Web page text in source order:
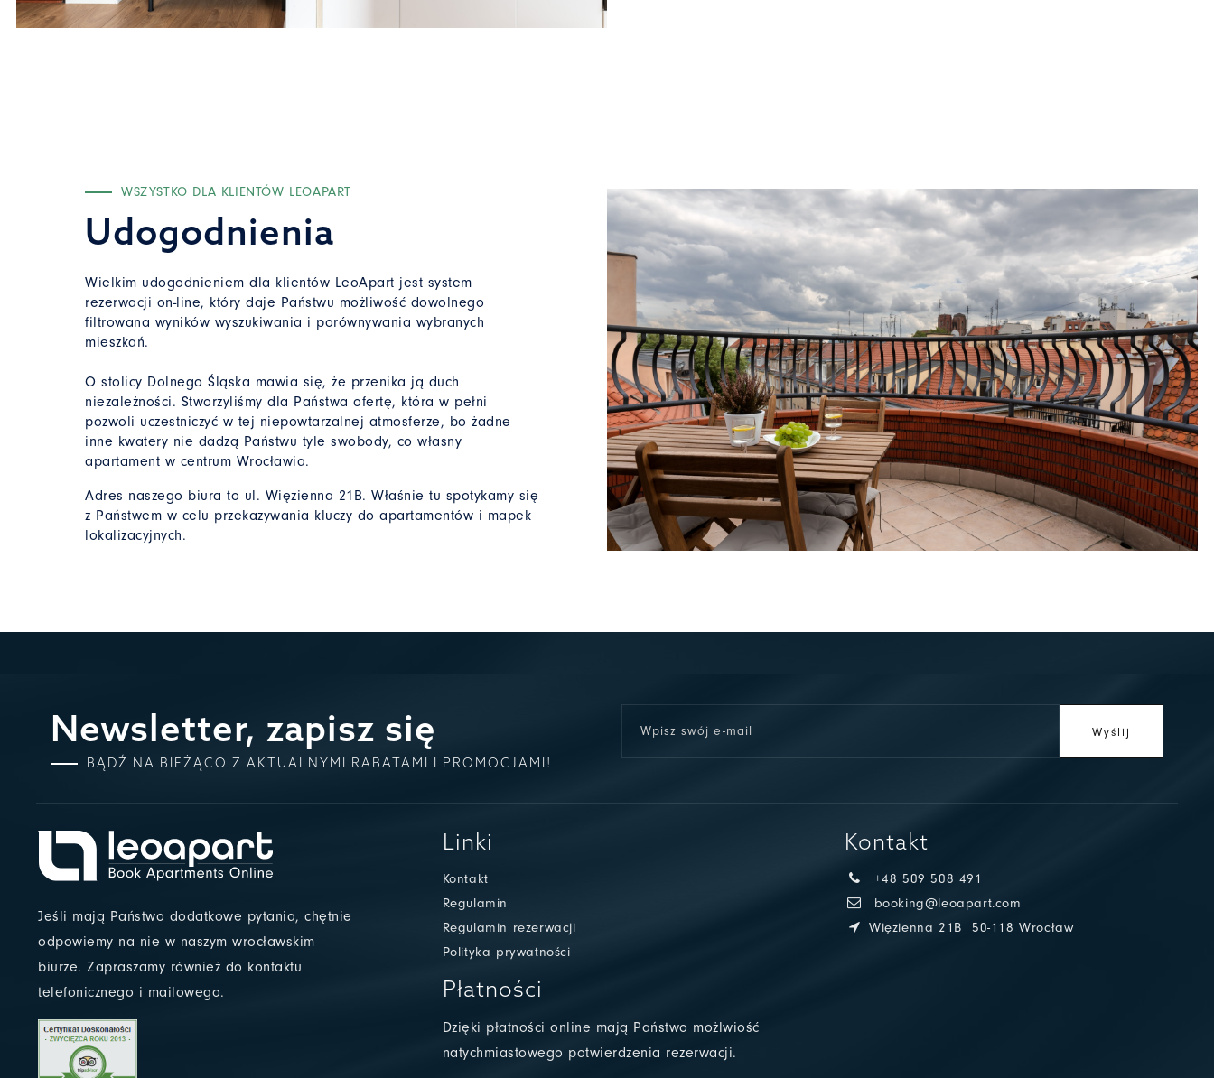
WSZYSTKO DLA KLIENTÓW LEOAPART
Udogodnienia
Wielkim udogodnieniem dla klientów LeoApart jest system
rezerwacji on-line, który daje Państwu możliwość dowolnego
filtrowana wyników wyszukiwania i porównywania wybranych
mieszkań.
O stolicy Dolnego Śląska mawia się, że przenika ją duch
niezależności. Stworzyliśmy dla Państwa ofertę, która w pełni
pozwoli uczestniczyć w tej niepowtarzalnej atmosferze, bo żadne
inne kwatery nie dadzą Państwu tyle swobody, co własny
apartament w centrum Wrocławia.
Adres naszego biura to ul. Więzienna 21B. Właśnie tu spotykamy się
z Państwem w celu przekazywania kluczy do apartamentów i mapek
lokalizacyjnych.
Newsletter, zapisz się
BĄDŹ NA BIEŻĄCO Z AKTUALNYMI RABATAMI I PROMOCJAMI!
Wyślij
Jeśli mają Państwo dodatkowe pytania, chętnie
odpowiemy na nie w naszym wrocławskim
biurze. Zapraszamy również do kontaktu
telefonicznego i mailowego.
Linki
Kontakt
Regulamin
Regulamin rezerwacji
Polityka prywatności
Płatności
Dzięki płatności online mają Państwo możlwiość
natychmiastowego potwierdzenia rezerwacji.
Kontakt
+48 509 508 491
booking@leoapart.com
Więzienna 21B
50-118 Wrocław